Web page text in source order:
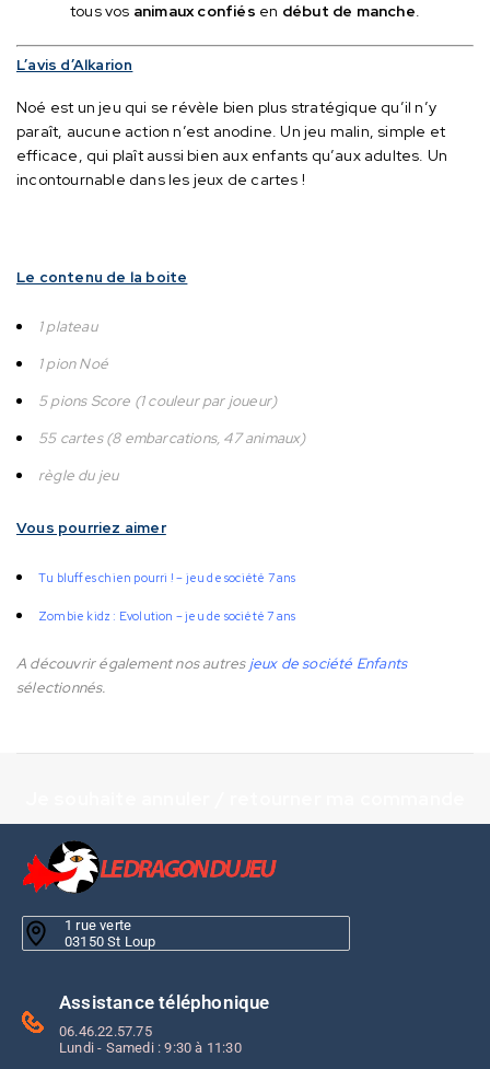
tous vos animaux confiés en début de manche.
L’avis d’Alkarion
Noé est un jeu qui se révèle bien plus stratégique qu’il n’y
paraît, aucune action n’est anodine. Un jeu malin, simple et
efficace, qui plaît aussi bien aux enfants qu’aux adultes. Un
incontournable dans les jeux de cartes !
Le contenu de la boite
1 plateau
1 pion Noé
5 pions Score (1 couleur par joueur)
55 cartes (8 embarcations, 47 animaux)
règle du jeu
Vous pourriez aimer
Tu bluffes chien pourri ! – jeu de société 7 ans
Zombie kidz : Evolution – jeu de société 7 ans
A découvrir également nos autresjeux de société Enfants
sélectionnés.
1 rue verte
03150 St Loup
Assistance téléphonique
06.46.22.57.75
Lundi - Samedi : 9:30 à 11:30